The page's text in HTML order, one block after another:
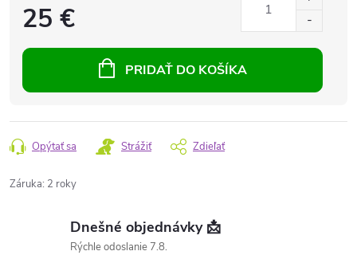
25 €
PRIDAŤ DO KOŠÍKA
Opýtať sa Strážiť Zdieľať
Záruka: 2 roky
Dnešné objednávky 📩
Rýchle odoslanie 7.8.